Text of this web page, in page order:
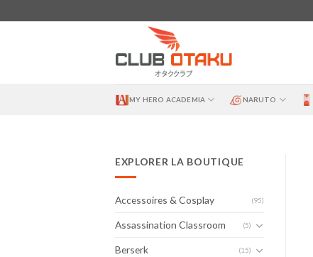
to
MY HERO ACADEMIA NARUTO
EXPLORER LA BOUTIQUE
Accessoires & Cosplay (95)
Assassination Classroom (5)
Berserk (15)